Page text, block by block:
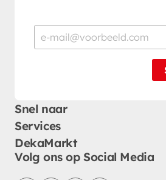
Snel naar
Services
DekaMarkt
Volg ons op Social Media